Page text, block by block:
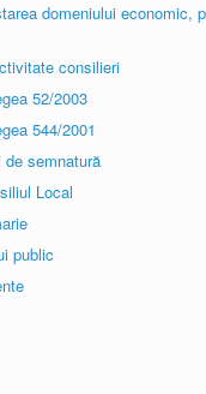
domeniului economic,
consilieri
52/2003
544/2001
de semnatură
Local
public